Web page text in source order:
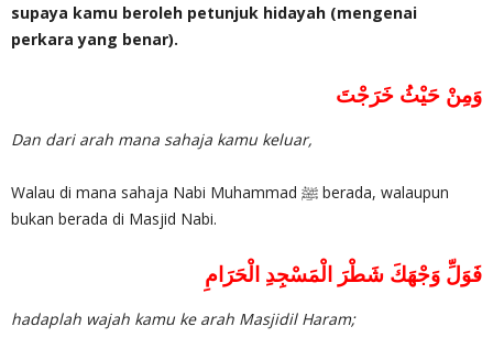
supaya kamu beroleh petunjuk hidayah (mengenai
perkara yang benar).
وَمِنْ حَيْثُ خَرَجْتَ
Dan dari arah mana sahaja kamu keluar,
Walau di mana sahaja Nabi Muhammad ﷺ berada, walaupun
bukan berada di Masjid Nabi.
فَوَلِّ وَجْهَكَ شَطْرَ الْمَسْجِدِ الْحَرَامِ
hadaplah wajah kamu ke arah Masjidil Haram;